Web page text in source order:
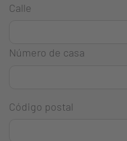
Calle
Número de casa
Código postal